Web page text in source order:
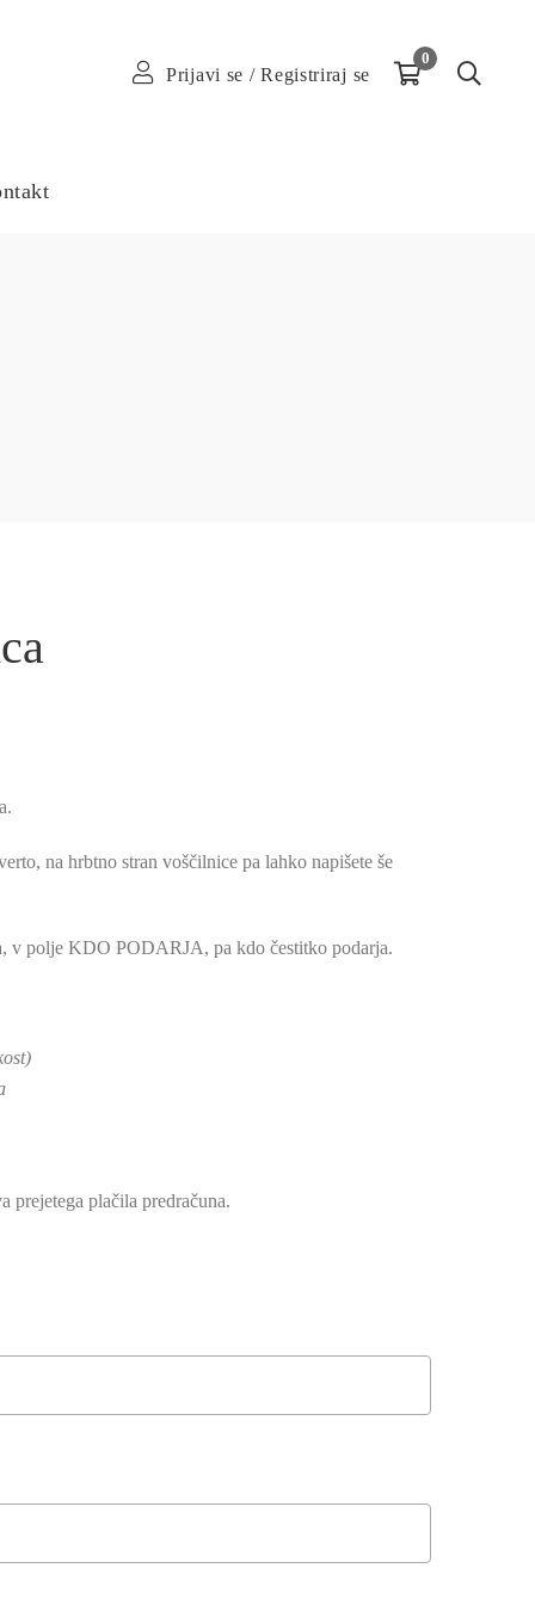
Prijavi se /Registriraj se
0
na hrbtno stran voščilnice pa lahko napišete še
v polje KDO PODARJA, pa kdo čestitko podarja.
prejetega plačila predračuna.